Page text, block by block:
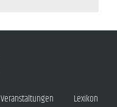
Veranstaltungen Lexikon